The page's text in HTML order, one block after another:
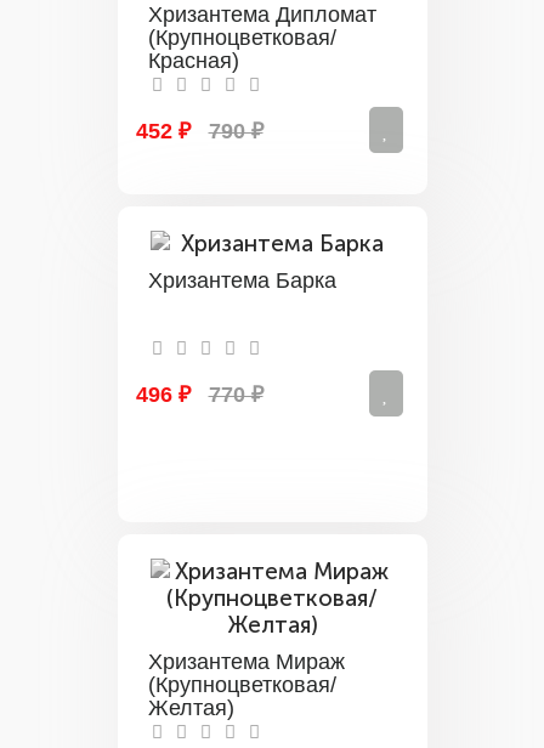
Хризантема Дипломат
(Крупноцветковая/
Красная)
452 ₽ 790 ₽
Хризантема Барка
496 ₽ 770 ₽
Хризантема Мираж
(Крупноцветковая/
Желтая)